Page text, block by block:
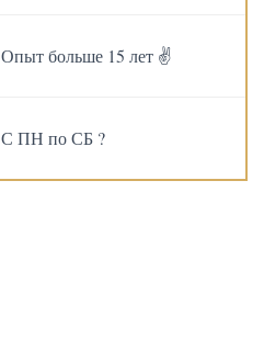
Опыт больше 15 лет ✌
С ПН по СБ ?